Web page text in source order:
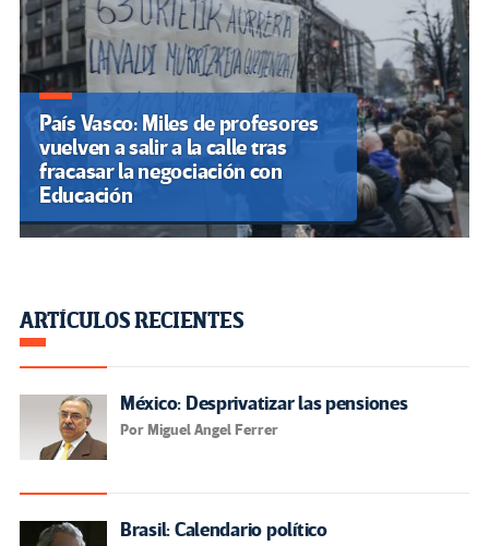
País Vasco: Miles de profesores
vuelven a salir a la calle tras
fracasar la negociación con
Educación
ARTÍCULOS RECIENTES
México: Desprivatizar las pensiones
Por Miguel Angel Ferrer
Brasil: Calendario político